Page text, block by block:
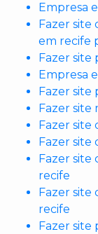
Empresa
Fazer site
em recife
Fazer site
Empresa
Fazer site
Fazer site
Fazer site
Fazer site
Fazer site
recife
Fazer site
recife
Fazer site